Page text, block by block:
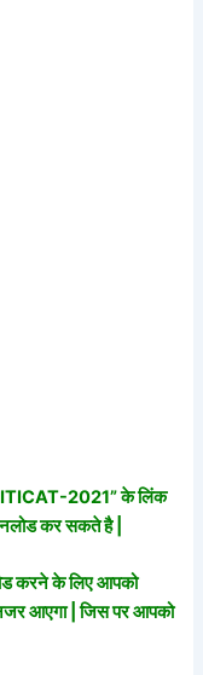
ITICAT-2021” के लिंक
कर सकते है |
करने के लिए आपको
आएगा | जिस पर आपको